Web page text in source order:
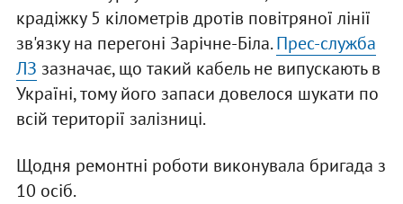
крадіжку 5 кілометрів дротів повітряної лінії
зв'язку на перегоні Зарічне-Біла.Прес-служба
ЛЗ зазначає, що такий кабель не випускають в
Україні, тому його запаси довелося шукати по
всій території залізниці.
Щодня ремонтні роботи виконувала бригада з
10 осіб.